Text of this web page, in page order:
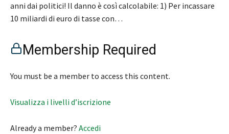
anni dai politici! Il danno è così calcolabile: 1) Per incassare
10 miliardi di euro di tasse con…
Membership Required
You must be a member to access this content.
Visualizza i livelli d’iscrizione
Already a member? Accedi